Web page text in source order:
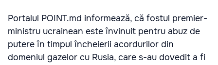
Portalul POINT.md informează, că fostul premier-
ministru ucrainean este învinuit pentru abuz de
putere în timpul încheierii acordurilor din
domeniul gazelor cu Rusia, care s-au dovedit a fi